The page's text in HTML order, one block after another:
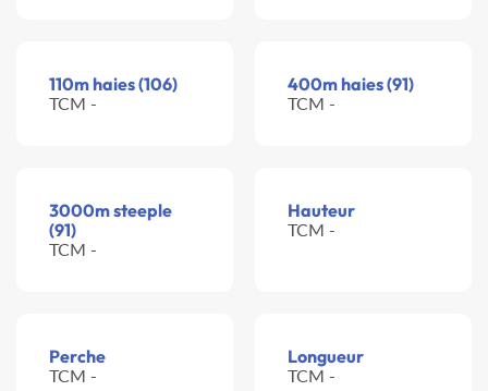
110m haies (106)
TCM -
400m haies (91)
TCM -
3000m steeple
(91)
TCM -
Hauteur
TCM -
Perche
TCM -
Longueur
TCM -